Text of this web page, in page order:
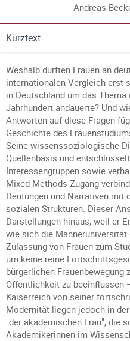
Andreas
Kurztext
Weshalb durften Frauen an
internationalen Vergleich erst
in Deutschland um das
Jahrhundert andauerte? Und
Antworten auf diese Fragen
Geschichte des
Seine wissenssoziologische
Quellenbasis und
Interessengruppen sowie
Mixed-Methods-Zugang
Deutungen und Narrativen mit
sozialen Strukturen. Dieser
Darstellungen hinaus, weil er
wie sich die
Zulassung von Frauen zum
um keine reine
bürgerlichen
Öffentlichkeit zu beeinflussen
Kaiserreich von seiner
Modernität liegen jedoch in
"der akademischen Frau", die
Akademikerinnen im